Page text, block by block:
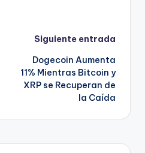
Siguiente entrada
Dogecoin Aumenta
11% Mientras Bitcoin y
XRP se Recuperan de
la Caída